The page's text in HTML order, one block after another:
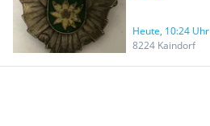
Heute, 10:24 Uhr
8224 Kaindorf